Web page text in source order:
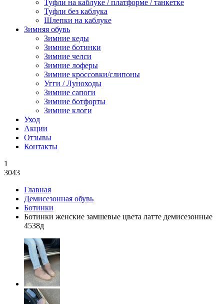
Туфли на каблуке / платформе / танкетке
Туфли без каблука
Шлепки на каблуке
Зимняя обувь
Зимние кеды
Зимние ботинки
Зимние челси
Зимние лоферы
Зимние кроссовки/слипоны
Угги / Луноходы
Зимние сапоги
Зимние ботфорты
Зимние клоги
Уход
Акции
Отзывы
Контакты
1
3043
Главная
Демисезонная обувь
Ботинки
Ботинки женские замшевые цвета латте демисезонные
4538д